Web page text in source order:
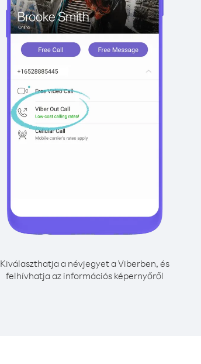
Kiválaszthatja a névjegyet a Viberben, és
felhívhatja az információs képernyőről